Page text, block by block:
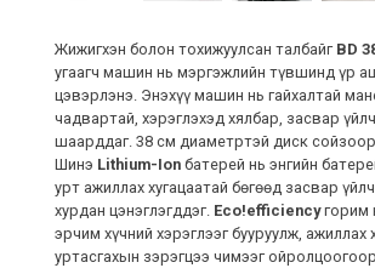
Жижигхэн болон тохижуулсан талбайг BD
угаагч машин нь мэргэжлийн түвшинд үр
цэвэрлэнэ. Энэхүү машин нь гайхалтай
чадвартай, хэрэглэхэд хялбар, засвар
шаарддаг. 38 см диаметртэй диск сойзоор
Шинэ Lithium-Ionбатерей нь энгийн
урт ажиллах хугацаатай бөгөөд засвар
хурдан цэнэглэгддэг. Eco!efficiencyгорим
эрчим хүчний хэрэглээг бууруулж, ажиллах
уртасгахын зэрэгцээ чимээг